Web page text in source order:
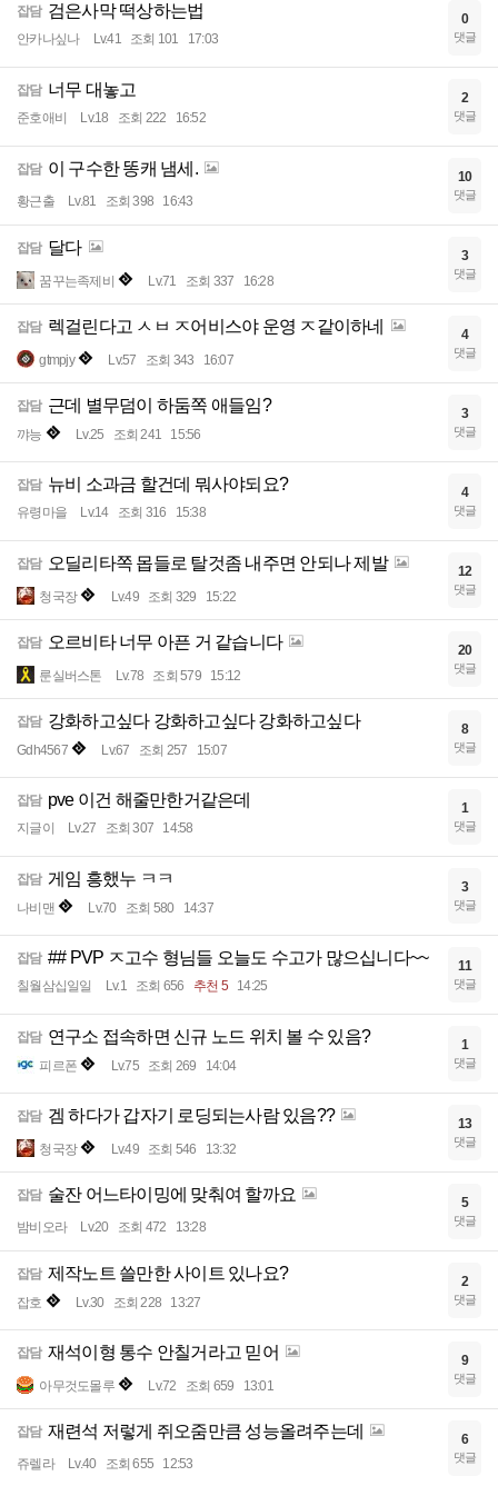
잡담 검은사막 떡상하는법
안카나싶나 Lv.41 조회 101 17:03
0
댓글
잡담 너무 대놓고
준호애비 Lv.18 조회 222 16:52
2
댓글
잡담 이 구수한 똥캐 냄세.
황근출 Lv.81 조회 398 16:43
10
댓글
잡담 달다
꿈꾸는족제비 Lv.71 조회 337 16:28
3
댓글
잡담 렉걸린다고 ㅅㅂ ㅈ어비스야 운영 ㅈ같이하네
gtmpjy Lv.57 조회 343 16:07
4
댓글
잡담 근데 별무덤이 하둠쪽 애들임?
꺄능 Lv.25 조회 241 15:56
3
댓글
잡담 뉴비 소과금 할건데 뭐사야되요?
유령마을 Lv.14 조회 316 15:38
4
댓글
잡담 오딜리타쪽 몹들로 탈것좀 내주면 안되나 제발
청국장 Lv.49 조회 329 15:22
12
댓글
잡담 오르비타 너무 아픈 거 같습니다
룬실버스톤 Lv.78 조회 579 15:12
20
댓글
잡담 강화하고싶다 강화하고싶다 강화하고싶다
Gdh4567 Lv.67 조회 257 15:07
8
댓글
잡담 pve 이건 해줄만한거같은데
지글이 Lv.27 조회 307 14:58
1
댓글
잡담 게임 흥했누 ㅋㅋ
나비맨 Lv.70 조회 580 14:37
3
댓글
잡담 ## PVP ㅈ고수 형님들 오늘도 수고가 많으십니다~~
칠월삼십일일 Lv.1 조회 656 추천 5 14:25
11
댓글
잡담 연구소 접속하면 신규 노드 위치 볼 수 있음?
피르폰 Lv.75 조회 269 14:04
1
댓글
잡담 겜 하다가 갑자기 로딩되는사람 있음??
청국장 Lv.49 조회 546 13:32
13
댓글
잡담 술잔 어느타이밍에 맞춰여 할까요
밤비오라 Lv.20 조회 472 13:28
5
댓글
잡담 제작노트 쓸만한 사이트 있나요?
잡호 Lv.30 조회 228 13:27
2
댓글
잡담 재석이형 통수 안칠거라고 믿어
아무것도몰루 Lv.72 조회 659 13:01
9
댓글
잡담 재련석 저렇게 쥐오줌만큼 성능올려주는데
쥬렐라 Lv.40 조회 655 12:53
6
댓글